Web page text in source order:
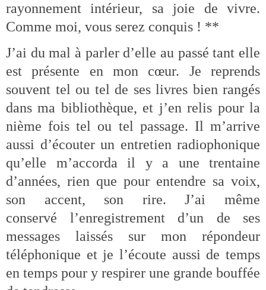
rayonnement intérieur, sa joie de vivre.
Comme moi, vous serez conquis ! **
J’ai du mal à parler d’elle au passé tant elle
est présente en mon cœur. Je reprends
souvent tel ou tel de ses livres bien rangés
dans ma bibliothèque, et j’en relis pour la
nième fois tel ou tel passage. Il m’arrive
aussi d’écouter un entretien radiophonique
qu’elle m’accorda il y a une trentaine
d’années, rien que pour entendre sa voix,
son accent, son rire. J’ai même
conservé l’enregistrement d’un de ses
messages laissés sur mon répondeur
téléphonique et je l’écoute aussi de temps
en temps pour y respirer une grande bouffée